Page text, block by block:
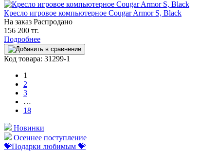
Кресло игровое компьютерное Cougar Armor S, Black
На заказ Распродано
156 200 тг.
Подробнее
Код товара: 31299-1
1
2
3
…
18
Новинки
Осеннее поступление
💝Подарки любимым 💝